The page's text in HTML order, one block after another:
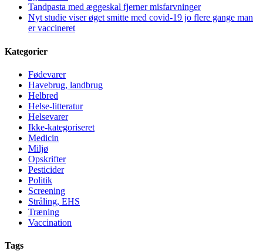
Tandpasta med æggeskal fjerner misfarvninger
Nyt studie viser øget smitte med covid-19 jo flere gange man
er vaccineret
Kategorier
Fødevarer
Havebrug, landbrug
Helbred
Helse-litteratur
Helsevarer
Ikke-kategoriseret
Medicin
Miljø
Opskrifter
Pesticider
Politik
Screening
Stråling, EHS
Træning
Vaccination
Tags